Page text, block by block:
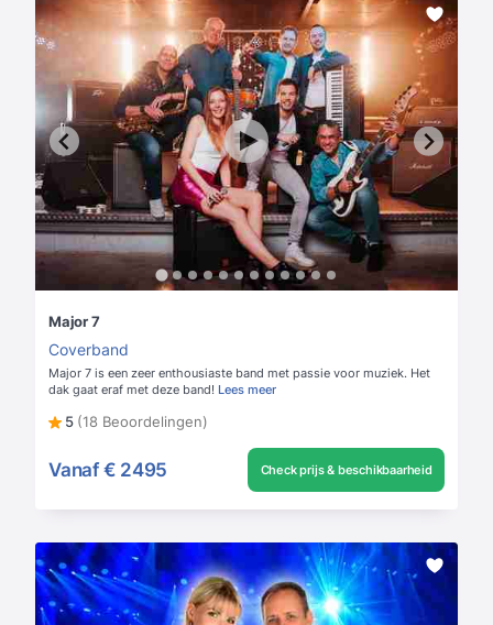
Major 7
Coverband
Major 7 is een zeer enthousiaste band met passie voor muziek. Het
dak gaat eraf met deze band! Lees meer
5 (18 Beoordelingen)
Vanaf € 2495 Check prijs & beschikbaarheid